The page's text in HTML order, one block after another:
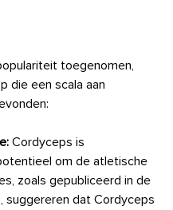
toegenomen,
die een scala aan
Cordyceps is
om de atletische
zoals gepubliceerd in de
suggereren dat Cordyceps